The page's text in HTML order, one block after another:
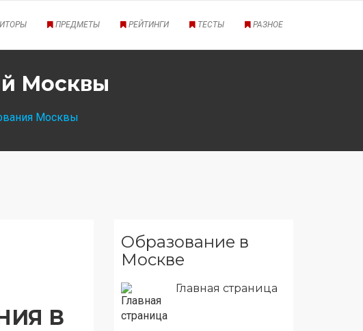
ПРЕДМЕТЫ РЕЙТИНГИ ТЕСТЫ РАЗНОЕ
Москвы
Москвы
В
Образование в
Москве
Главная страница